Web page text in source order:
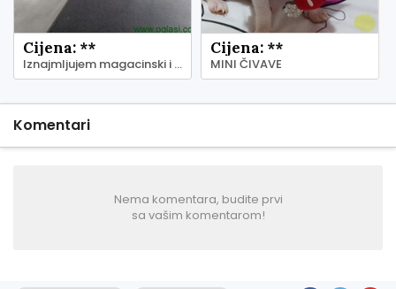
Cijena: **
Iznajmljujem magacinski i kancelarijski prostor - Zemun
Cijena: **
MINI ČIVAVE
Komentari
Nema komentara, budite prvi
sa vašim komentarom!